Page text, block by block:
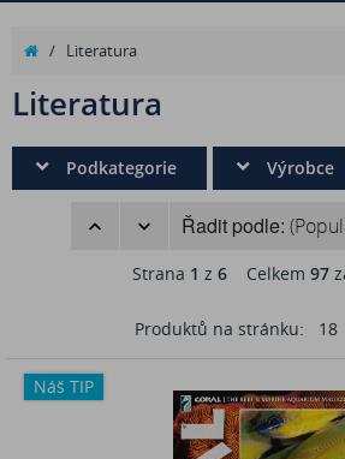
/ Literatura
Literatura
Podkategorie Výrobce
Řadit podle:
Strana 1 z 6Celkem 97
Produktů na stránku: 18
Náš TIP